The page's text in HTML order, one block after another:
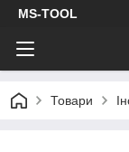
MS-TOOL
Товари